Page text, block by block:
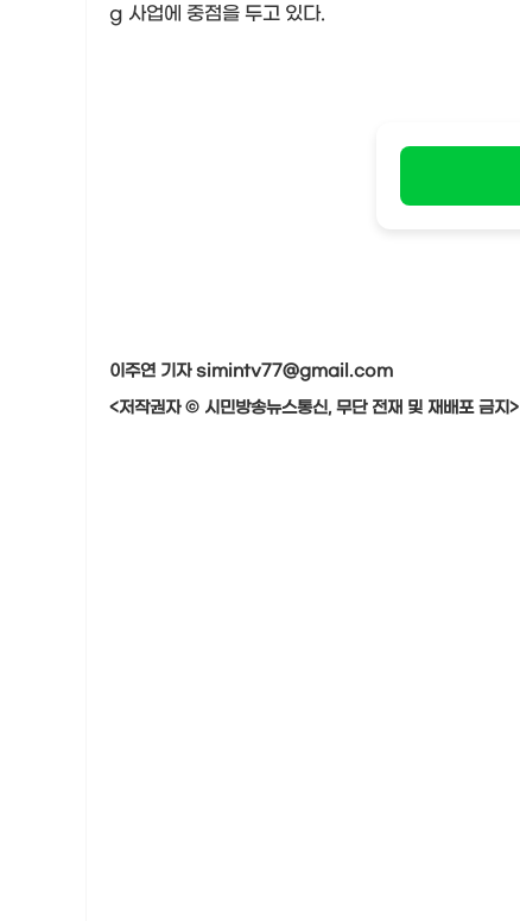
g 사업에 중점을 두고 있다.
이주연 기자 simintv77@gmail.com
<저작권자 © 시민방송뉴스통신, 무단 전재 및 재배포 금지>